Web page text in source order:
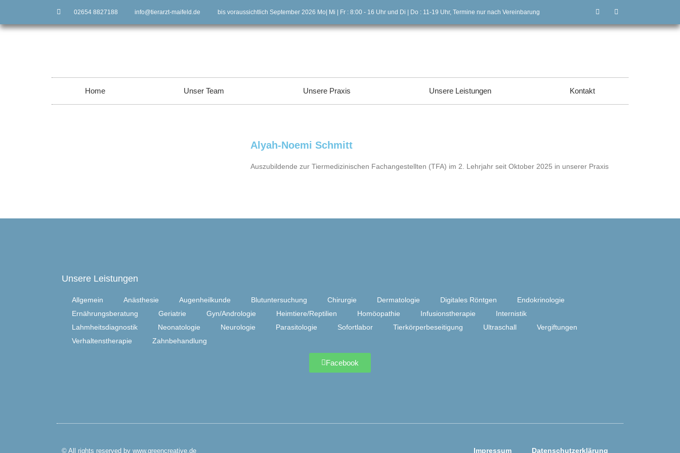
02654 8827188 info@tierarzt-maifeld.de bis voraussichtlich September 2026 Mo| Mi | Fr : 8:00 - 16 Uhr und Di | Do : 11-19 Uhr, Termine nur nach Vereinbarung
Home Unser Team Unsere Praxis Unsere Leistungen Kontakt
Alyah-Noemi Schmitt
Auszubildende zur Tiermedizinischen Fachangestellten (TFA) im 2. Lehrjahr seit Oktober 2025 in unserer Praxis
Unsere Leistungen
Allgemein Anästhesie Augenheilkunde Blutuntersuchung Chirurgie Dermatologie Digitales Röntgen
Endokrinologie
Ernährungsberatung
Geriatrie Gyn/Andrologie Heimtiere/Reptilien Homöopathie Infusionstherapie
Internistik
Lahmheitsdiagnostik
Neonatologie Neurologie Parasitologie Sofortlabor Tierkörperbeseitigung Ultraschall
Vergiftungen
Verhaltenstherapie
Zahnbehandlung
Facebook
© All rights reserved by www.greencreative.de Impressum Datenschutzerklärung